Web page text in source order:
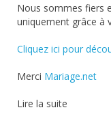
Nous sommes fiers
uniquement grâce à
Cliquez ici pour
Merci Mariage.net
Lire la suite